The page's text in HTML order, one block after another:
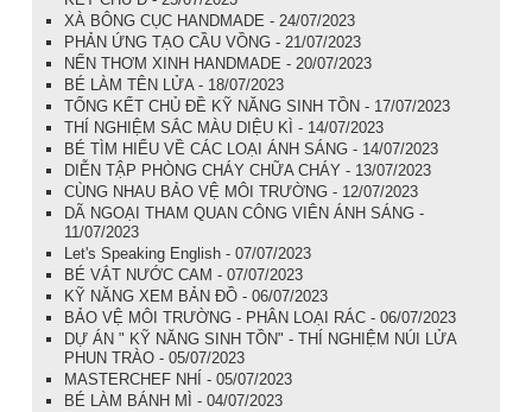
XÀ BÔNG CỤC HANDMADE - 24/07/2023
PHẢN ỨNG TẠO CẦU VỒNG - 21/07/2023
NẾN THƠM XINH HANDMADE - 20/07/2023
BÉ LÀM TÊN LỬA - 18/07/2023
TỔNG KẾT CHỦ ĐỀ KỸ NĂNG SINH TỒN - 17/07/2023
THÍ NGHIỆM SẮC MÀU DIỆU KÌ - 14/07/2023
BÉ TÌM HIỂU VỀ CÁC LOẠI ÁNH SÁNG - 14/07/2023
DIỄN TẬP PHÒNG CHÁY CHỮA CHÁY - 13/07/2023
CÙNG NHAU BẢO VỆ MÔI TRƯỜNG - 12/07/2023
DÃ NGOẠI THAM QUAN CÔNG VIÊN ÁNH SÁNG -
11/07/2023
Let's Speaking English - 07/07/2023
BÉ VẮT NƯỚC CAM - 07/07/2023
KỸ NĂNG XEM BẢN ĐỒ - 06/07/2023
BẢO VỆ MÔI TRƯỜNG - PHÂN LOẠI RÁC - 06/07/2023
DỰ ÁN " KỸ NĂNG SINH TỒN" - THÍ NGHIỆM NÚI LỬA
PHUN TRÀO - 05/07/2023
MASTERCHEF NHÍ - 05/07/2023
BÉ LÀM BÁNH MÌ - 04/07/2023